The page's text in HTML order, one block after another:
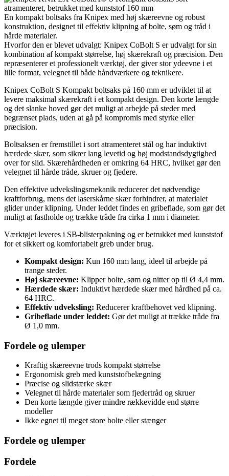
En kompakt boltsaks fra Knipex med høj skæreevne og robust
konstruktion, designet til effektiv klipning af bolte, søm og tråd i
hårde materialer.
Hvorfor den er blevet udvalgt: Knipex CoBolt S er udvalgt for sin
kombination af kompakt størrelse, høj skærekraft og præcision. Den
repræsenterer et professionelt værktøj, der giver stor ydeevne i et
lille format, velegnet til både håndværkere og teknikere.
Knipex CoBolt S Kompakt boltsaks på 160 mm er udviklet til at
levere maksimal skærekraft i et kompakt design. Den korte længde
og det slanke hoved gør det muligt at arbejde på steder med
begrænset plads, uden at gå på kompromis med styrke eller
præcision.
Boltsaksen er fremstillet i sort atramenteret stål og har induktivt
hærdede skær, som sikrer lang levetid og høj modstandsdygtighed
over for slid. Skærehårdheden er omkring 64 HRC, hvilket gør den
velegnet til hårde tråde, skruer og fjedere.
Den effektive udvekslingsmekanik reducerer det nødvendige
kraftforbrug, mens det laserskårne skær forhindrer, at materialet
glider under klipning. Under leddet findes en gribeflade, som gør det
muligt at fastholde og trække tråde fra cirka 1 mm i diameter.
Værktøjet leveres i SB-blisterpakning og er betrukket med kunststof
for et sikkert og komfortabelt greb under brug.
Kompakt design: Kun 160 mm lang, ideel til arbejde på
trange steder.
Høj skæreevne: Klipper bolte, søm og nitter op til Ø 4,4 mm.
Hærdede skær: Induktivt hærdede skær med hårdhed på ca.
64 HRC.
Effektiv udveksling: Reducerer kraftbehovet ved klipning.
Gribeflade under leddet: Gør det muligt at trække tråde fra
Ø 1,0 mm.
Fordele og ulemper
Kraftig skæreevne trods kompakt størrelse
Ergonomisk greb med kunststofbelægning
Præcise og slidstærke skær
Velegnet til hårde materialer som fjedertråd og skruer
Den korte længde giver mindre rækkevidde end større
modeller
Ikke egnet til meget store bolte eller stænger
Fordele og ulemper
Fordele